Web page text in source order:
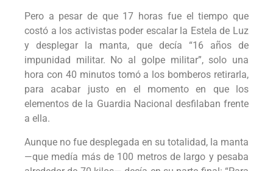
Pero a pesar de que 17 horas fue el tiempo que
costó a los activistas poder escalar la Estela de Luz
y desplegar la manta, que decía “16 años de
impunidad militar. No al golpe militar”, solo una
hora con 40 minutos tomó a los bomberos retirarla,
para acabar justo en el momento en que los
elementos de la Guardia Nacional desfilaban frente
a ella.
Aunque no fue desplegada en su totalidad, la manta
—que medía más de 100 metros de largo y pesaba